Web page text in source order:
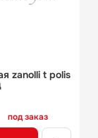
zanolli t polis
под заказ